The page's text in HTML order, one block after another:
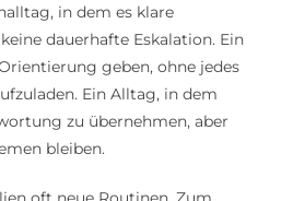
in dem es klare
dauerhafte Eskalation. Ein
geben, ohne jedes
Ein Alltag, in dem
zu übernehmen, aber
bleiben.